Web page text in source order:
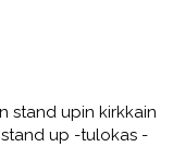
stand upin kirkkain
up -tulokas -